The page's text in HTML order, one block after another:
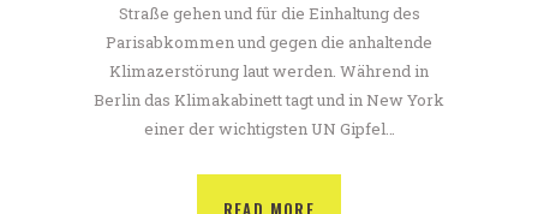
Straße gehen und für die Einhaltung des
Parisabkommen und gegen die anhaltende
Klimazerstörung laut werden. Während in
Berlin das Klimakabinett tagt und in New York
einer der wichtigsten UN Gipfel…
READ MORE